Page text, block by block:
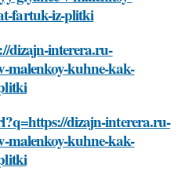
fartuk-iz-plitki
dizajn-interera.ru-
malenkoy-kuhne-kak-
dizajn-interera.ru-
malenkoy-kuhne-kak-